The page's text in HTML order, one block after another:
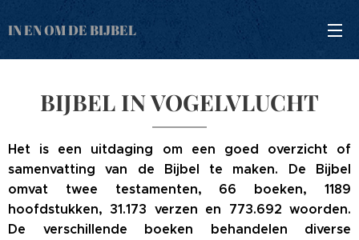
IN EN OM DE BIJBEL
BIJBEL IN VOGELVLUCHT
Het is een uitdaging om een goed overzicht of
samenvatting van de Bijbel te maken. De Bijbel
omvat twee testamenten, 66 boeken, 1189
hoofdstukken, 31.173 verzen en 773.692 woorden.
De verschillende boeken behandelen diverse